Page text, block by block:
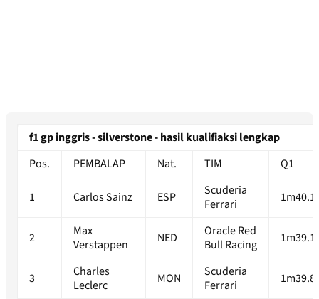
f1 gp inggris - silverstone - hasil kualifiaksi lengkap
Pos.
PEMBALAP Nat. TIM Q1
1 Carlos Sainz ESP
Scuderia
Ferrari
2
Max
Verstappen
NED
Oracle Red
Bull Racing
3
Charles
Leclerc
MON
Scuderia
Ferrari